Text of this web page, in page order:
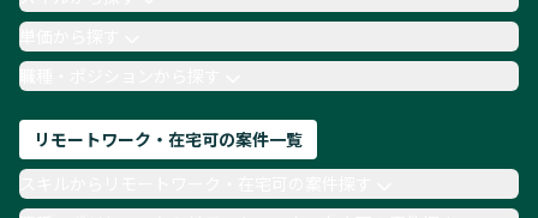
月収100万円 業務委託
COBOL
Ruby
TypeScript
Laravel AWS
単価から探す
職種・ポジションから探す
リモートワーク・在宅可の案件一覧